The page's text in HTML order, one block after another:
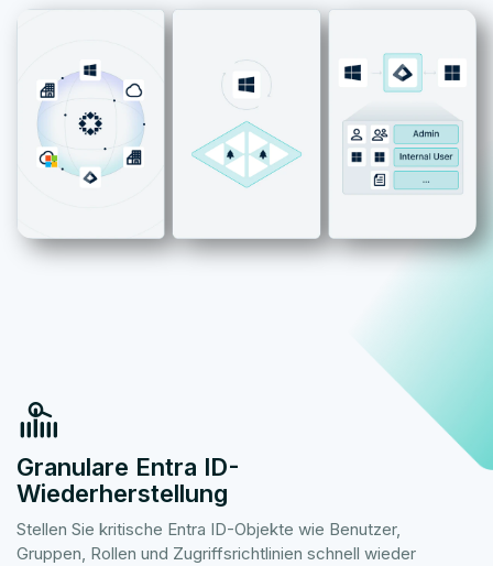
Granulare Entra ID-
Wiederherstellung
Stellen Sie kritische Entra ID-Objekte wie Benutzer,
Gruppen, Rollen und Zugriffsrichtlinien schnell wieder